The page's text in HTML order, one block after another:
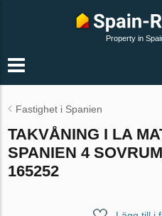
Property in
Fastighet i Spanien
TAKVÅNING I LA
SPANIEN 4
165252